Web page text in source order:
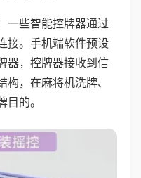
一些智能控牌器通过
接。手机端软件预设
器，控牌器接收到信
，在麻将机洗牌、
的。